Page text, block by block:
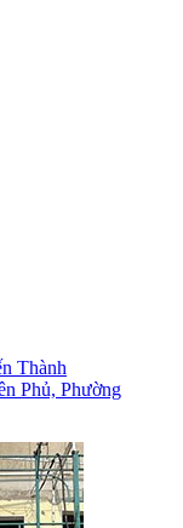
Thành
Phủ, Phường